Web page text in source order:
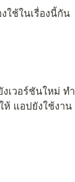
ใช้ในเรื่องนี้กัน
เวอร์ชันใหม่ ทำ
ห้ แอปยังใช้งาน